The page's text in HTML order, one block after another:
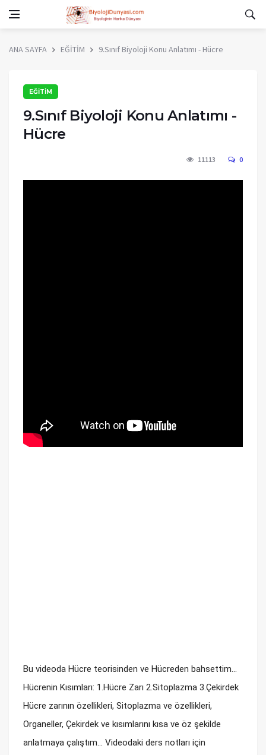
ANA SAYFA EĞİTİM 9.Sınıf Biyoloji Konu Anlatımı - Hücre
EĞİTİM
9.Sınıf Biyoloji Konu Anlatımı -
Hücre
11113 0
Bu videoda Hücre teorisinden ve Hücreden bahsettim...
Hücrenin Kısımları: 1.Hücre Zarı 2.Sitoplazma 3.Çekirdek
Hücre zarının özellikleri, Sitoplazma ve özellikleri,
Organeller, Çekirdek ve kısımlarını kısa ve öz şekilde
anlatmaya çalıştım... Videodaki ders notları için